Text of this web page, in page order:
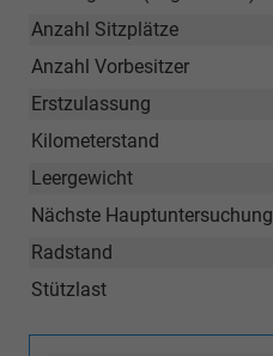
Anzahl Sitzplätze
Anzahl Vorbesitzer
Erstzulassung
Kilometerstand
Leergewicht
Nächste Hauptuntersuchung
Radstand
Stützlast